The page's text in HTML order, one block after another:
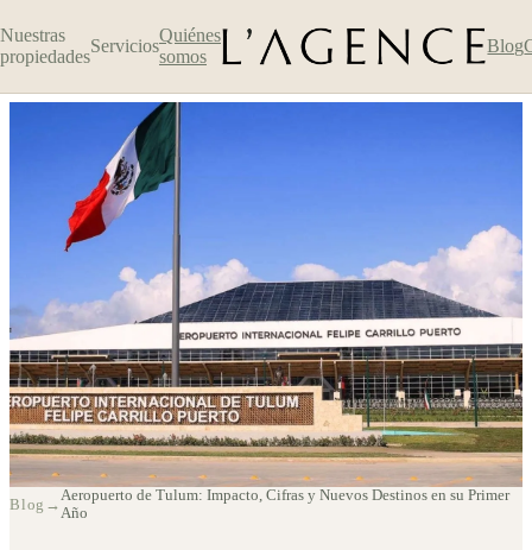
Nuestras
propiedades
Servicios
Quiénes
somos
Blog
Aeropuerto de Tulum: Impacto,
Blog →
Aeropuerto de Tulum: Impacto, Cifras y Nuevos Destinos en su Primer
Año